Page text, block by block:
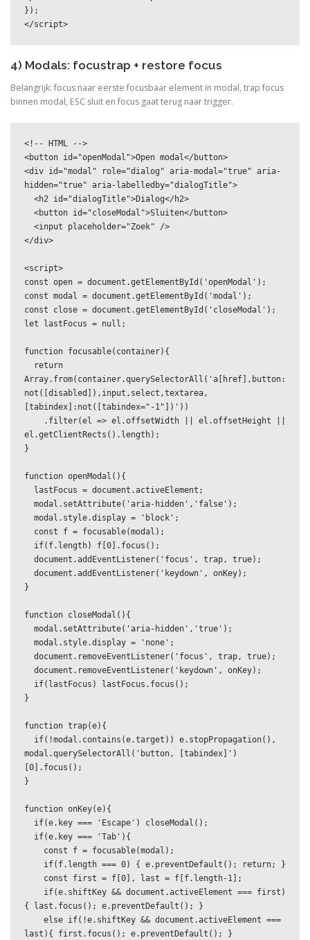
});
</script>
4) Modals: focustrap + restore focus
Belangrijk: focus naar eerste focusbaar element in modal, trap focus
binnen modal, ESC sluit en focus gaat terug naar trigger.
<!-- HTML -->
<button id="openModal">Open modal</button>
<div id="modal" role="dialog" aria-modal="true" aria-
hidden="true" aria-labelledby="dialogTitle">
</div>
<script>
const open = document.getElementById('openModal');
const modal = document.getElementById('modal');
const close = document.getElementById('closeModal');
let lastFocus = null;
function focusable(container){
Array.from(container.querySelectorAll('a[href],button:
not([disabled]),input,select,textarea,
[tabindex]:not([tabindex="-1"])'))
el.getClientRects().length);
}
function openModal(){
}
function closeModal(){
}
function trap(e){
modal.querySelectorAll('button, [tabindex]')
[0].focus();
}
function onKey(e){
{ last.focus(); e.preventDefault(); }
last){ first.focus(); e.preventDefault(); }